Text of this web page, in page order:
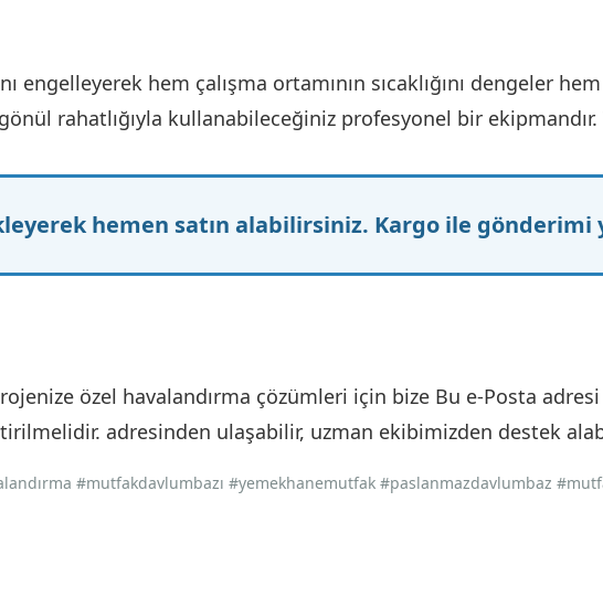
engelleyerek hem çalışma ortamının sıcaklığını dengeler
rahatlığıyla kullanabileceğiniz profesyonel bir ekipmandır.
hemen satın alabilirsiniz. Kargo ile gönderimi
özel havalandırma çözümleri için bize Bu e-Posta
adresinden ulaşabilir, uzman ekibimizden destek
#mutfakdavlumbazı #yemekhanemutfak #paslanmazdavlumbaz